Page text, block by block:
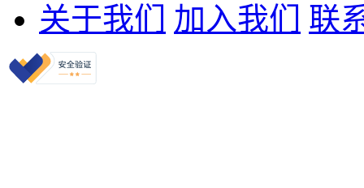
关于我们
加入我们 联